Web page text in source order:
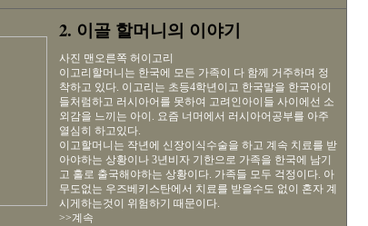
2. 이골 할머니의 이야기
사진 맨오른쪽 허이고리
이고리할머니는 한국에 모든 가족이 다 함께 거주하며 정
착하고 있다. 이고리는 초등4학년이고 한국말을 한국아이
들처럼하고 러시아어를 못하여 고려인아이들 사이에선 소
외감을 느끼는 아이. 요즘 너머에서 러시아어공부를 아주
열심히 하고있다.
이고할머니는 작년에 신장이식수술을 하고 계속 치료를 받
아야하는 상황이나 3년비자 기한으로 가족을 한국에 남기
고 홀로 출국해야하는 상황이다. 가족들 모두 걱정이다. 아
무도없는 우즈베키스탄에서 치료를 받을수도 없이 혼자 계
시게하는것이 위험하기 때문이다.
>>계속